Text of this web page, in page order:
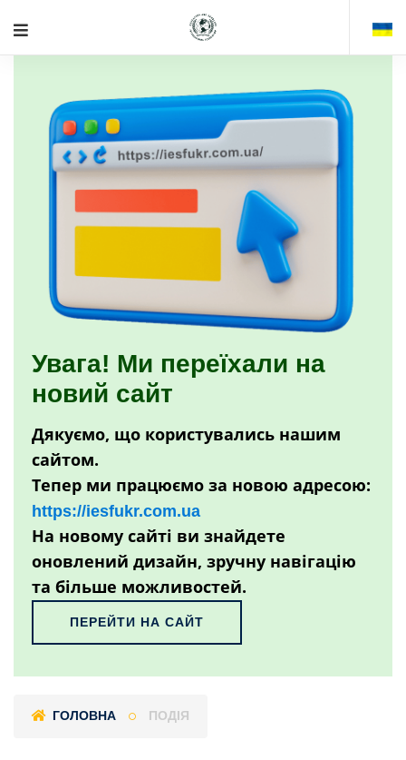
Увага! Ми переїхали на
новий сайт
Дякуємо, що користувались нашим
сайтом.
Тепер ми працюємо за новою адресою:
https://iesfukr.com.ua
На новому сайті ви знайдете
оновлений дизайн, зручну навігацію
та більше можливостей.
ПЕРЕЙТИ НА САЙТ
ГОЛОВНА ПОДІЯ